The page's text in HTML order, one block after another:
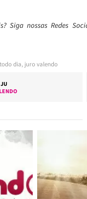
Siga nossas Redes
dia, juro valendo
JU